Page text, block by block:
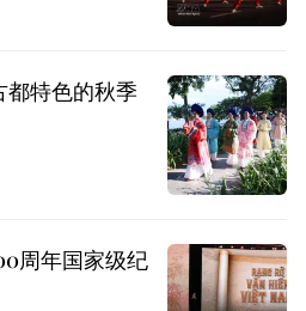
都特色的秋季
周年国家级纪